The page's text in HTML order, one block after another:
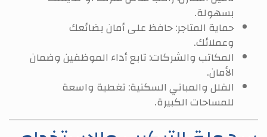
بسهولة.
حماية المتاجر: حافظ على أمان بضائعك
وعملائك.
المكاتب والشركات: تابع أداء الموظفين وضمان
الأمان.
الفلل والمباني السكنية: تغطية واسعة
للمساحات الكبيرة.